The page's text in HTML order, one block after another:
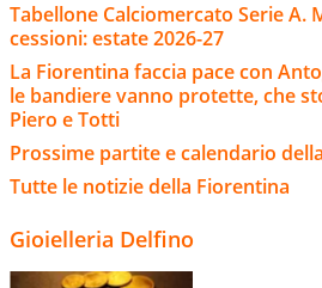
Tabellone Calciomercato Serie A.
cessioni: estate 2026-27
La Fiorentina faccia pace con
le bandiere vanno protette, che
Piero e Totti
Prossime partite e calendario
Tutte le notizie della Fiorentina
Gioielleria Delfino